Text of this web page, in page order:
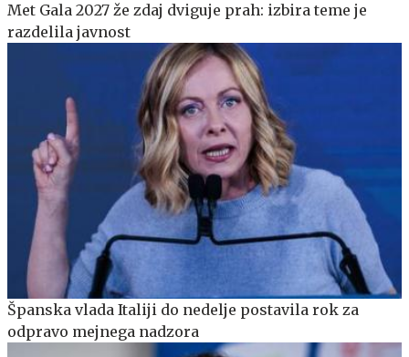
Met Gala 2027 že zdaj dviguje prah: izbira teme je
razdelila javnost
Španska vlada Italiji do nedelje postavila rok za
odpravo mejnega nadzora